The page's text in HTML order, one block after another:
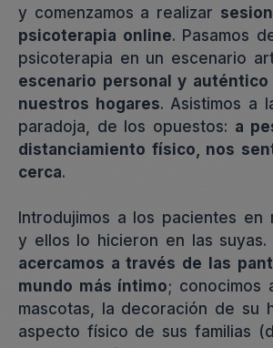
y comenzamos a realizar
psicoterapia online. Pasamos
psicoterapia en un escenario
escenario personal y
nuestros hogares. Asistimos a
paradoja, de los opuestos: a
distanciamiento físico, nos
cerca.
Introdujimos a los pacientes en
y ellos lo hicieron en las suyas.
acercamos a través de las
mundo más íntimo; conocimos
mascotas, la decoración de su
aspecto físico de sus familias